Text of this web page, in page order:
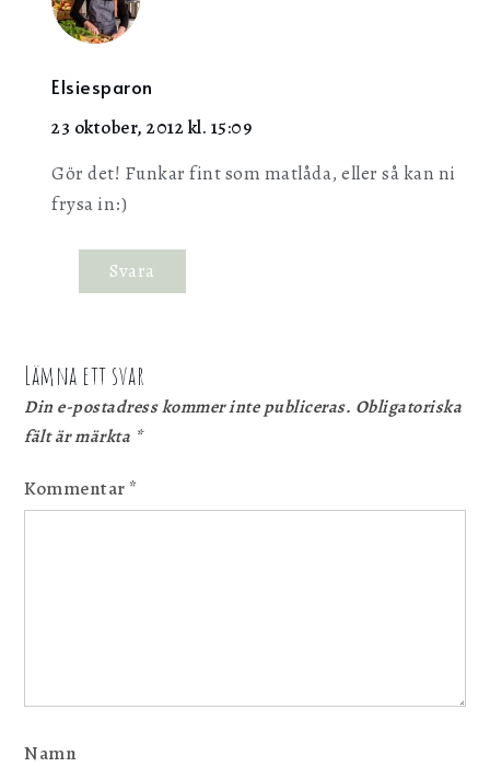
Elsiesparon
23 oktober, 2012 kl. 15:09
Gör det! Funkar fint som matlåda, eller så kan ni
frysa in:)
Svara
Lämna ett svar
Din e-postadress kommer inte publiceras. Obligatoriska
fält är märkta *
Kommentar*
Namn